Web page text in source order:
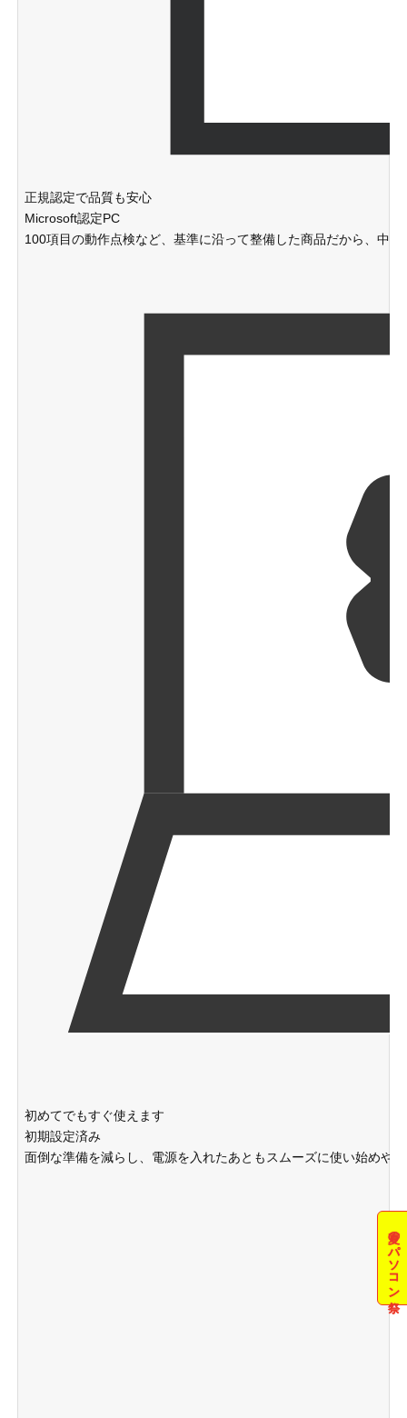
夏のパソコン祭
正規認定で品質も安心
Microsoft認定PC
100項目の動作点検など、基準に沿って整備した商品だから、中
初めてでもすぐ使えます
初期設定済み
面倒な準備を減らし、電源を入れたあともスムーズに使い始めや